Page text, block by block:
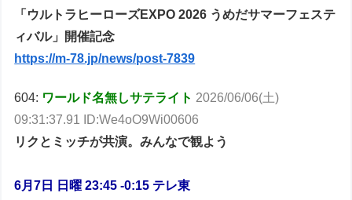
「ウルトラヒーローズEXPO 2026 うめだサマーフェステ
ィバル」開催記念
https://m-78.jp/news/post-7839
604: ワールド名無しサテライト 2026/06/06(土)
09:31:37.91 ID:We4oO9Wi00606
リクとミッチが共演。みんなで観よう
6月7日 日曜 23:45 -0:15 テレ東